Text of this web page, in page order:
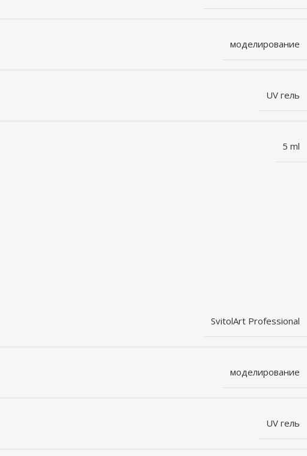
моделирование
UV гель
5 ml
SvitolArt Professional
моделирование
UV гель